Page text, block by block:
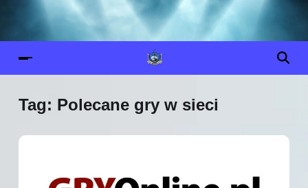
Tag: Polecane gry w sieci